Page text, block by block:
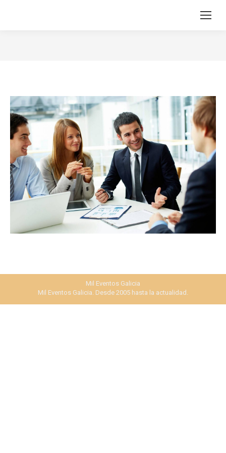
Search:
Mil Eventos Galicia
Mil Eventos Galicia. Desde 2005 hasta la actualidad.